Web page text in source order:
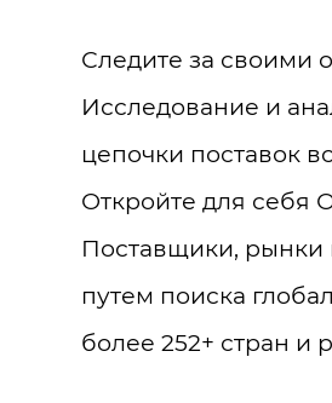
Следите за своими
Исследование и
цепочки поставок
Откройте для себя
Поставщики, рынки
путем поиска
более 252+ стран и